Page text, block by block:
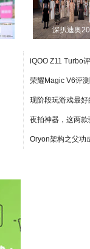
深扒迪奥
iQOO Z11 Turbo
荣耀Magic V6评
现阶段玩游戏最
夜拍神器，这两
Oryon架构之父功